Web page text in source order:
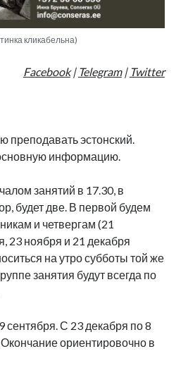
takinada андрус ансип
видео война
высказывание
история кабинетные истории
маська нарва
обучение эстонскому
парламент партия поводырь
роман
сми ссср стенограмма
кликабельна)
Facebook| Telegram| Twitter
преподавать эстонский.
информацию.
занятий в 17.30, в
будет две. В первой будем
и четвергам (21
23 ноября и 21 декабря
на утро субботы той же
занятия будут всегда по
сентября. С 23 декабря по 8
ориентировочно в